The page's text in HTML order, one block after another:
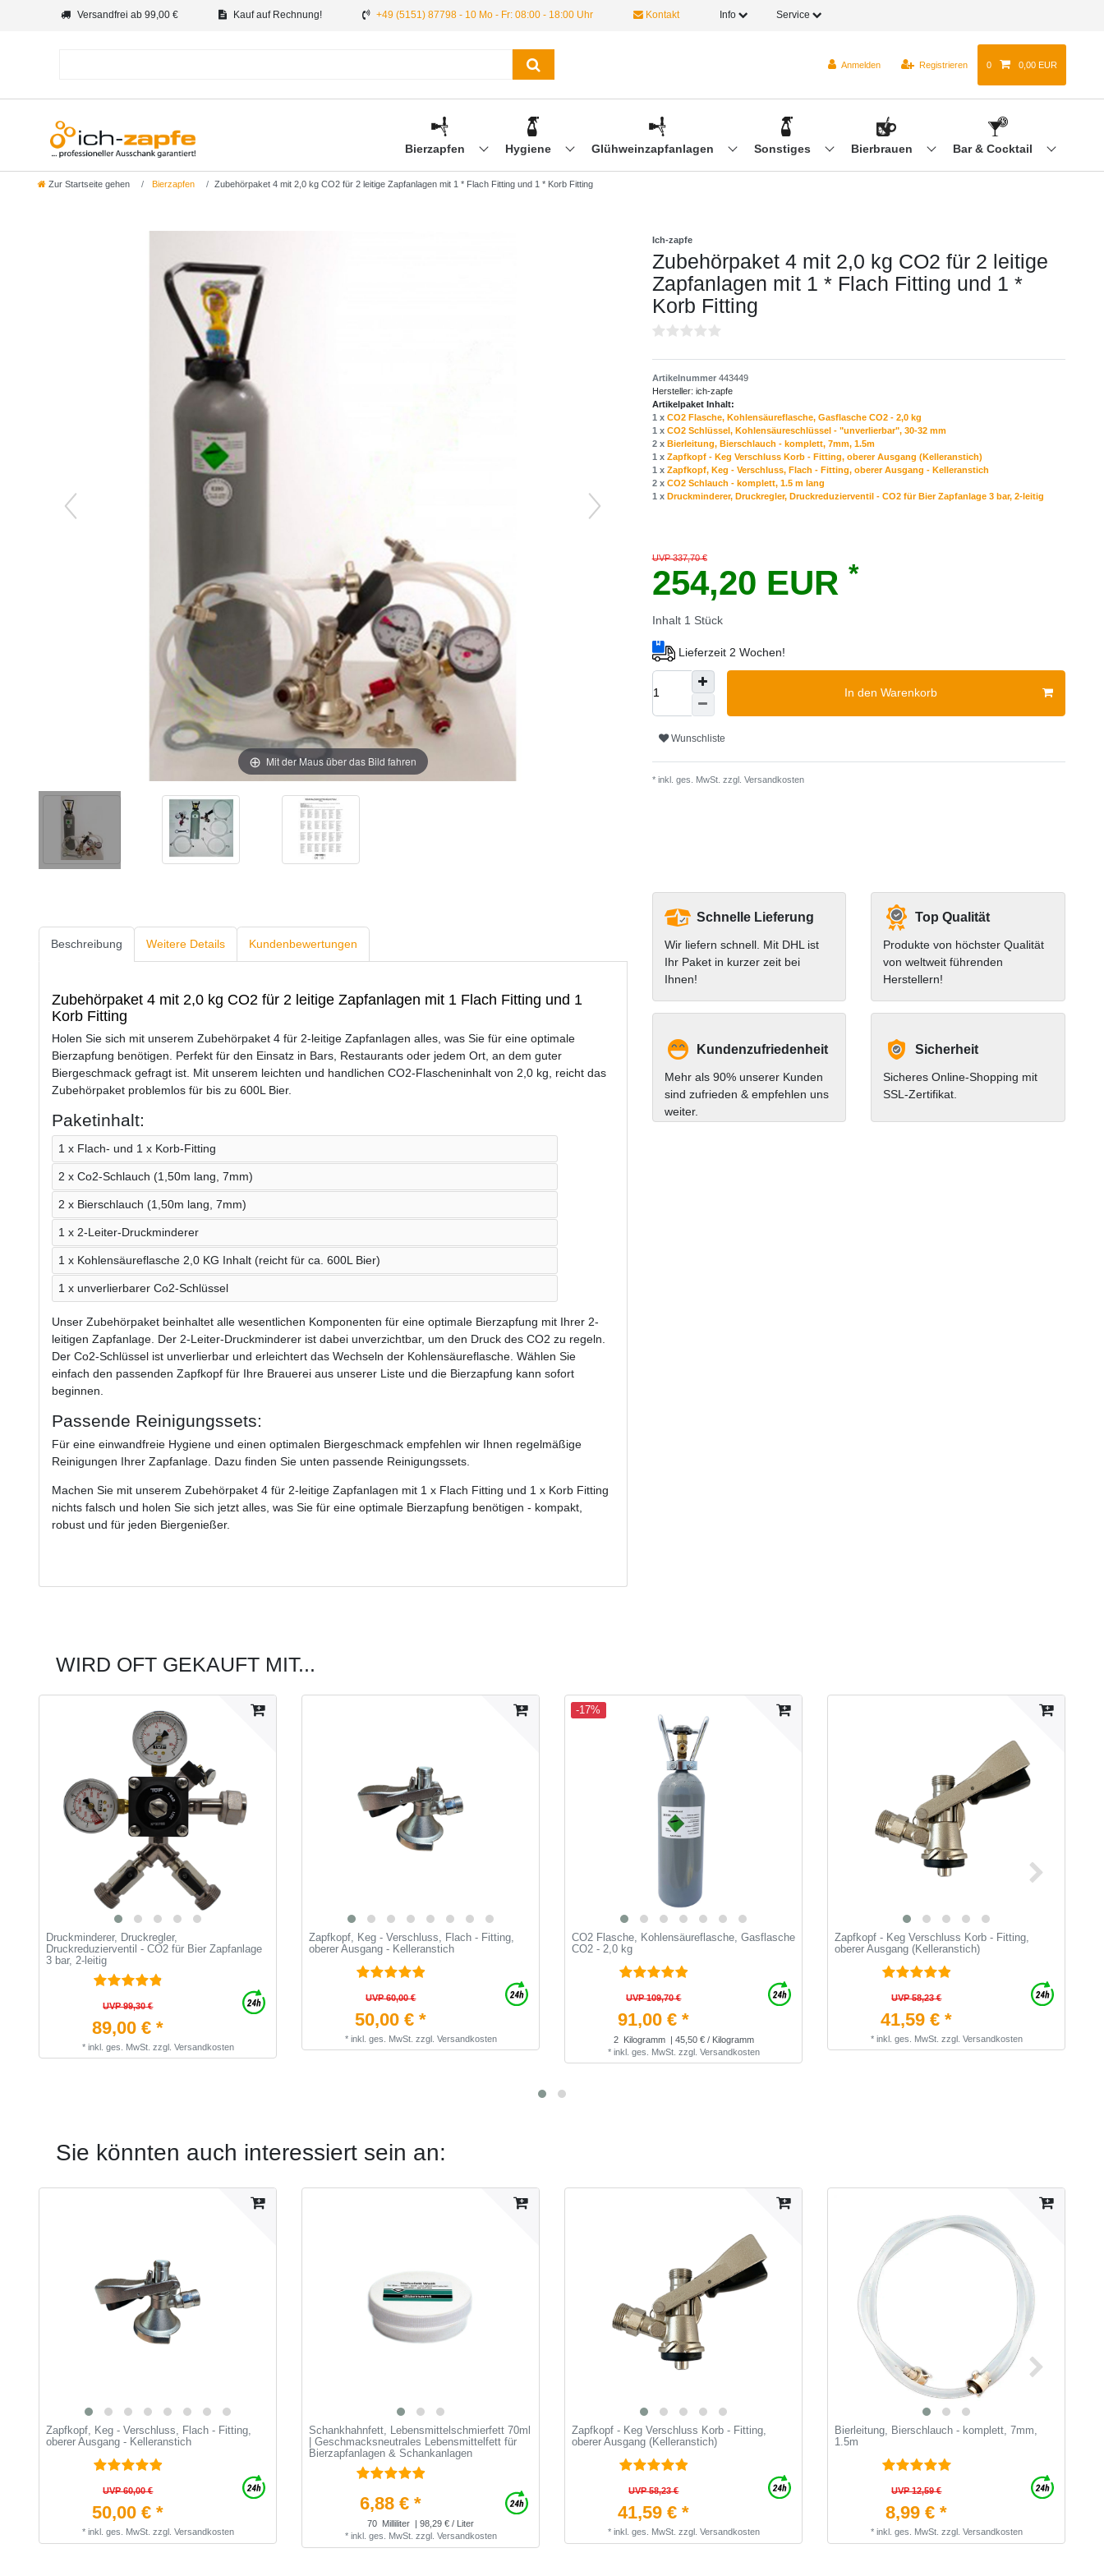
Versandfrei ab 99,00 € Kauf auf Rechnung! +49 (5151) 87798 - 10 Mo - Fr: 08:00 - 18:00 Uhr Kontakt Info Service
Anmelden Registrieren 0 0,00 EUR
Bierzapfen Hygiene Glühweinzapfanlagen Sonstiges Bierbrauen Bar & Cocktail
Zur Startseite gehen Bierzapfen Zubehörpaket 4 mit 2,0 kg CO2 für 2 leitige Zapfanlagen mit 1 * Flach Fitting und 1 * Korb Fitting
Mit der Maus über das Bild fahren
Ich-zapfe
Zubehörpaket 4 mit 2,0 kg CO2 für 2 leitige
Zapfanlagen mit 1 * Flach Fitting und 1 *
Korb Fitting
Artikelnummer 443449
Hersteller: ich-zapfe
Artikelpaket Inhalt:
1 x CO2 Flasche, Kohlensäureflasche, Gasflasche CO2 - 2,0 kg
1 x CO2 Schlüssel, Kohlensäureschlüssel - "unverlierbar", 30-32 mm
2 x Bierleitung, Bierschlauch - komplett, 7mm, 1.5m
1 x Zapfkopf - Keg Verschluss Korb - Fitting, oberer Ausgang (Kelleranstich)
1 x Zapfkopf, Keg - Verschluss, Flach - Fitting, oberer Ausgang - Kelleranstich
2 x CO2 Schlauch - komplett, 1.5 m lang
1 x Druckminderer, Druckregler, Druckreduzierventil - CO2 für Bier Zapfanlage 3 bar, 2-leitig
UVP 337,70 €
254,20 EUR *
Inhalt 1 Stück
Lieferzeit 2 Wochen!
In den Warenkorb
Wunschliste
* inkl. ges. MwSt. zzgl. Versandkosten
Beschreibung Weitere Details Kundenbewertungen
Zubehörpaket 4 mit 2,0 kg CO2 für 2 leitige Zapfanlagen mit 1 Flach Fitting und 1
Korb Fitting
Holen Sie sich mit unserem Zubehörpaket 4 für 2-leitige Zapfanlagen alles, was Sie für eine optimale
Bierzapfung benötigen. Perfekt für den Einsatz in Bars, Restaurants oder jedem Ort, an dem guter
Biergeschmack gefragt ist. Mit unserem leichten und handlichen CO2-Flascheninhalt von 2,0 kg, reicht das
Zubehörpaket problemlos für bis zu 600L Bier.
Paketinhalt:
1 x Flach- und 1 x Korb-Fitting
2 x Co2-Schlauch (1,50m lang, 7mm)
2 x Bierschlauch (1,50m lang, 7mm)
1 x 2-Leiter-Druckminderer
1 x Kohlensäureflasche 2,0 KG Inhalt (reicht für ca. 600L Bier)
1 x unverlierbarer Co2-Schlüssel
Unser Zubehörpaket beinhaltet alle wesentlichen Komponenten für eine optimale Bierzapfung mit Ihrer 2-
leitigen Zapfanlage. Der 2-Leiter-Druckminderer ist dabei unverzichtbar, um den Druck des CO2 zu regeln.
Der Co2-Schlüssel ist unverlierbar und erleichtert das Wechseln der Kohlensäureflasche. Wählen Sie
einfach den passenden Zapfkopf für Ihre Brauerei aus unserer Liste und die Bierzapfung kann sofort
beginnen.
Passende Reinigungssets:
Für eine einwandfreie Hygiene und einen optimalen Biergeschmack empfehlen wir Ihnen regelmäßige
Reinigungen Ihrer Zapfanlage. Dazu finden Sie unten passende Reinigungssets.
Machen Sie mit unserem Zubehörpaket 4 für 2-leitige Zapfanlagen mit 1 x Flach Fitting und 1 x Korb Fitting
nichts falsch und holen Sie sich jetzt alles, was Sie für eine optimale Bierzapfung benötigen - kompakt,
robust und für jeden Biergenießer.
Schnelle Lieferung
Wir liefern schnell. Mit DHL ist
Ihr Paket in kurzer zeit bei
Ihnen!
Top Qualität
Produkte von höchster Qualität
von weltweit führenden
Herstellern!
Kundenzufriedenheit
Mehr als 90% unserer Kunden
sind zufrieden & empfehlen uns
weiter.
Sicherheit
Sicheres Online-Shopping mit
SSL-Zertifikat.
WIRD OFT GEKAUFT MIT...
Druckminderer, Druckregler,
Druckreduzierventil - CO2 für Bier Zapfanlage
3 bar, 2-leitig
UVP 99,30 €
89,00 € *
* inkl. ges. MwSt. zzgl. Versandkosten
Zapfkopf, Keg - Verschluss, Flach - Fitting,
oberer Ausgang - Kelleranstich
UVP 60,00 €
50,00 € *
* inkl. ges. MwSt. zzgl. Versandkosten
-17%
CO2 Flasche, Kohlensäureflasche, Gasflasche
CO2 - 2,0 kg
UVP 109,70 €
91,00 € *
2 Kilogramm
| 45,50 € / Kilogramm
* inkl. ges. MwSt. zzgl. Versandkosten
Zapfkopf - Keg Verschluss Korb - Fitting,
oberer Ausgang (Kelleranstich)
UVP 58,23 €
41,59 € *
* inkl. ges. MwSt. zzgl. Versandkosten
Sie könnten auch interessiert sein an:
Zapfkopf, Keg - Verschluss, Flach - Fitting,
oberer Ausgang - Kelleranstich
UVP 60,00 €
50,00 € *
* inkl. ges. MwSt. zzgl. Versandkosten
Schankhahnfett, Lebensmittelschmierfett 70ml
| Geschmacksneutrales Lebensmittelfett für
Bierzapfanlagen & Schankanlagen
6,88 € *
70 Milliliter
| 98,29 € / Liter
* inkl. ges. MwSt. zzgl. Versandkosten
Zapfkopf - Keg Verschluss Korb - Fitting,
oberer Ausgang (Kelleranstich)
UVP 58,23 €
41,59 € *
* inkl. ges. MwSt. zzgl. Versandkosten
Bierleitung, Bierschlauch - komplett, 7mm,
1.5m
UVP 12,59 €
8,99 € *
* inkl. ges. MwSt. zzgl. Versandkosten